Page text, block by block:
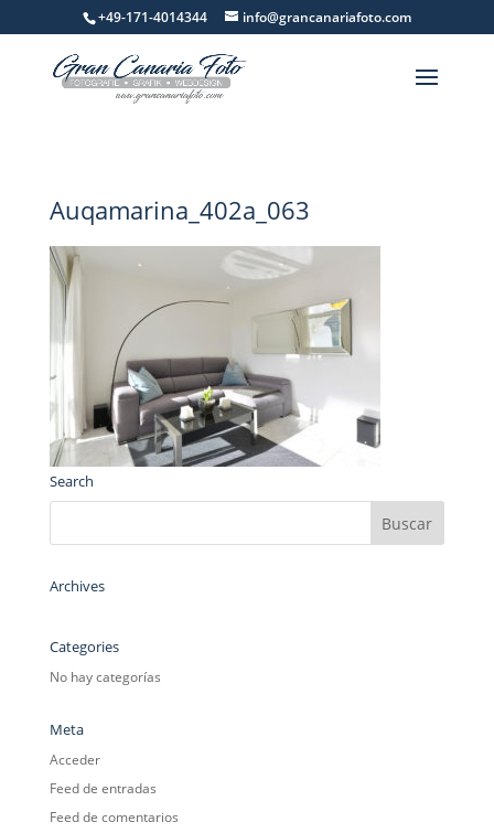
+49-171-4014344 info@grancanariafoto.com
Auqamarina_402a_063
Search
Archives
Categories
No hay categorías
Meta
Acceder
Feed de entradas
Feed de comentarios